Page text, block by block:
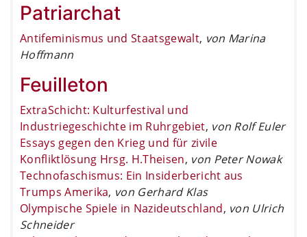
Patriarchat
Antifeminismus und Staatsgewalt, von Marina
Hoffmann
Feuilleton
ExtraSchicht: Kulturfestival und
Industriegeschichte im Ruhrgebiet, von Rolf Euler
Essays gegen den Krieg und für zivile
Konfliktlösung Hrsg. H.Theisen, von Peter Nowak
Technofaschismus: Ein Insiderbericht aus
Trumps Amerika, von Gerhard Klas
Olympische Spiele in Nazideutschland, von Ulrich
Schneider